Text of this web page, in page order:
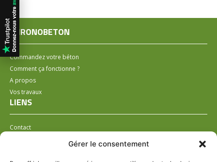
Gérer le consentement
CHRONOBETON
Commandez votre béton
Comment ça fonctionne ?
A propos
Vos travaux
LIENS
Contact